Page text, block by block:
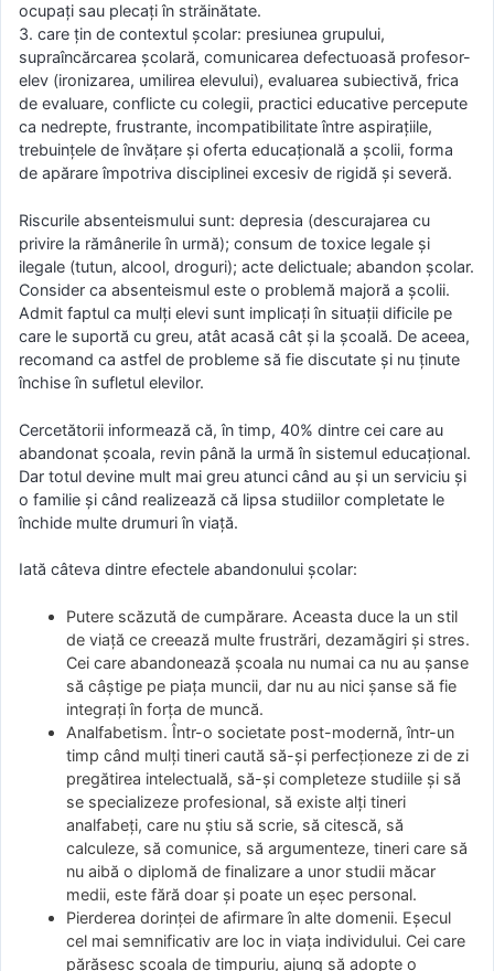
ocupaţi sau plecaţi în străinătate.
3. care ţin de contextul şcolar: presiunea grupului,
supraîncărcarea şcolară, comunicarea defectuoasă profesor-
elev (ironizarea, umilirea elevului), evaluarea subiectivă, frica
de evaluare, conflicte cu colegii, practici educative percepute
ca nedrepte, frustrante, incompatibilitate între aspiraţiile,
trebuinţele de învăţare şi oferta educaţională a şcolii, forma
de apărare împotriva disciplinei excesiv de rigidă şi severă.
Riscurile absenteismului sunt: depresia (descurajarea cu
privire la rămânerile în urmă); consum de toxice legale şi
ilegale (tutun, alcool, droguri); acte delictuale; abandon şcolar.
Consider ca absenteismul este o problemă majoră a şcolii.
Admit faptul ca mulţi elevi sunt implicaţi în situaţii dificile pe
care le suportă cu greu, atât acasă cât şi la şcoală. De aceea,
recomand ca astfel de probleme să fie discutate şi nu ţinute
închise în sufletul elevilor.
Cercetătorii informează că, în timp, 40% dintre cei care au
abandonat şcoala, revin până la urmă în sistemul educaţional.
Dar totul devine mult mai greu atunci când au şi un serviciu şi
o familie şi când realizează că lipsa studiilor completate le
închide multe drumuri în viaţă.
Iată câteva dintre efectele abandonului şcolar:
Putere scăzută de cumpărare. Aceasta duce la un stil
de viaţă ce creează multe frustrări, dezamăgiri şi stres.
Cei care abandonează şcoala nu numai ca nu au şanse
să câştige pe piaţa muncii, dar nu au nici şanse să fie
integraţi în forţa de muncă.
Analfabetism. Într-o societate post-modernă, într-un
timp când mulţi tineri caută să-şi perfecţioneze zi de zi
pregătirea intelectuală, să-şi completeze studiile şi să
se specializeze profesional, să existe alţi tineri
analfabeţi, care nu ştiu să scrie, să citescă, să
calculeze, să comunice, să argumenteze, tineri care să
nu aibă o diplomă de finalizare a unor studii măcar
medii, este fără doar şi poate un eşec personal.
Pierderea dorinţei de afirmare în alte domenii. Eşecul
cel mai semnificativ are loc in viaţa individului. Cei care
părăsesc şcoala de timpuriu, ajung să adopte o